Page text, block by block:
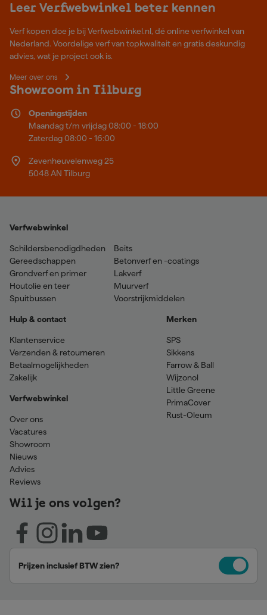
Leer Verfwebwinkel beter kennen
Verf kopen doe je bij Verfwebwinkel.nl, dé online verfwinkel van
Nederland. Voordelige verf van topkwaliteit en gratis deskundig
advies, wat je project ook is.
Meer over ons
Showroom in Tilburg
Openingstijden
Maandag t/m vrijdag 08:00 - 18:00
Zaterdag 08:00 - 16:00
Zevenheuvelenweg 25
5048 AN Tilburg
Verfwebwinkel
Schildersbenodigdheden
Gereedschappen
Grondverf en primer
Houtolie en teer
Spuitbussen
Beits
Betonverf en -coatings
Lakverf
Muurverf
Voorstrijkmiddelen
Hulp & contact
Klantenservice
Verzenden & retourneren
Betaalmogelijkheden
Zakelijk
Verfwebwinkel
Over ons
Vacatures
Showroom
Nieuws
Advies
Reviews
Merken
SPS
Sikkens
Farrow & Ball
Wijzonol
Little Greene
PrimaCover
Rust-Oleum
Wil je ons volgen?
Prijzen inclusief BTW zien?